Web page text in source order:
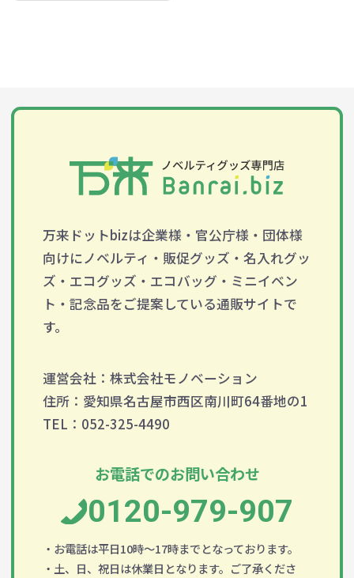
万来ドットbizは企業様・官公庁様・団体様
向けにノベルティ・販促グッズ・名入れグッ
ズ・エコグッズ・エコバッグ・ミニイベン
ト・記念品をご提案している通販サイトで
す。
運営会社：株式会社モノベーション
住所：愛知県名古屋市西区南川町64番地の1
TEL：052-325-4490
お電話でのお問い合わせ
0120-979-907
・お電話は平日10時～17時までとなっております。
・土、日、祝日は休業日となります。ご了承くださ